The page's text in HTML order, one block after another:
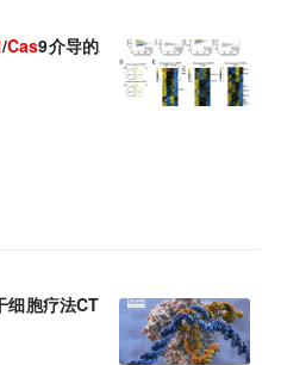
/Cas9介导的A AR基因缺失可显著
细胞疗法CTX001获欧盟优先药物